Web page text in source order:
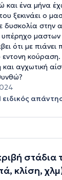
ένα μήνα
ξεκινάει ο
δυσκολία στην
μαστων
ότι με
κούραση.
και αγχωτική
ειδικός
στάδια
κλίση,